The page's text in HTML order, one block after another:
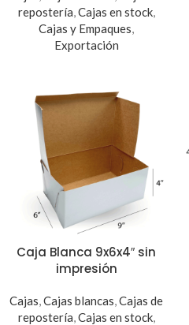
repostería,Cajas en stock,
Cajas y Empaques,
Exportación
Caja Blanca 9x6x4″ sin
impresión
Cajas,Cajas blancas,Cajas de
repostería,Cajas en stock,